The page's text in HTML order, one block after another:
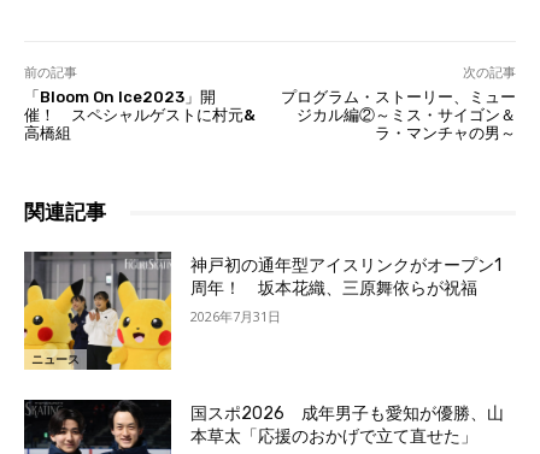
前の記事
「Bloom On Ice2023」開
催！ スペシャルゲストに村元&
高橋組
次の記事
プログラム・ストーリー、ミュー
ジカル編②～ミス・サイゴン＆
ラ・マンチャの男～
関連記事
ニュース
神戸初の通年型アイスリンクがオープン1
周年！ 坂本花織、三原舞依らが祝福
2026年7月31日
国スポ2026 成年男子も愛知が優勝、山
本草太「応援のおかげで立て直せた」